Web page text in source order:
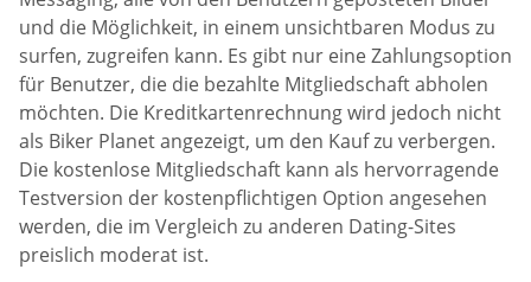
und die Möglichkeit, in einem unsichtbaren Modus zu
surfen, zugreifen kann. Es gibt nur eine Zahlungsoption
für Benutzer, die die bezahlte Mitgliedschaft abholen
möchten. Die Kreditkartenrechnung wird jedoch nicht
als Biker Planet angezeigt, um den Kauf zu verbergen.
Die kostenlose Mitgliedschaft kann als hervorragende
Testversion der kostenpflichtigen Option angesehen
werden, die im Vergleich zu anderen Dating-Sites
preislich moderat ist.